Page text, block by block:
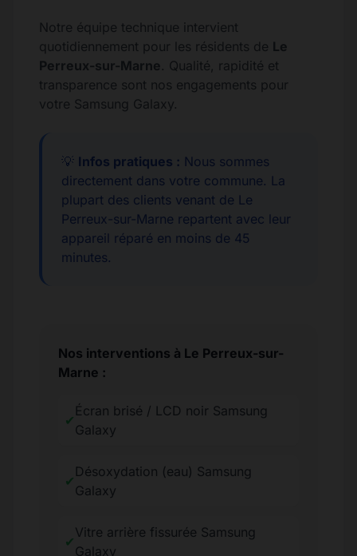
Notre équipe technique intervient
quotidiennement pour les résidents de Le
Perreux-sur-Marne. Qualité, rapidité et
transparence sont nos engagements pour
votre Samsung Galaxy.
💡 Infos pratiques : Nous sommes
directement dans votre commune. La
plupart des clients venant de Le
Perreux-sur-Marne repartent avec leur
appareil réparé en moins de 45
minutes.
Nos interventions à Le Perreux-sur-
Marne :
✔
Écran brisé / LCD noir Samsung
Galaxy
✔
Désoxydation (eau) Samsung
Galaxy
✔
Vitre arrière fissurée Samsung
Galaxy